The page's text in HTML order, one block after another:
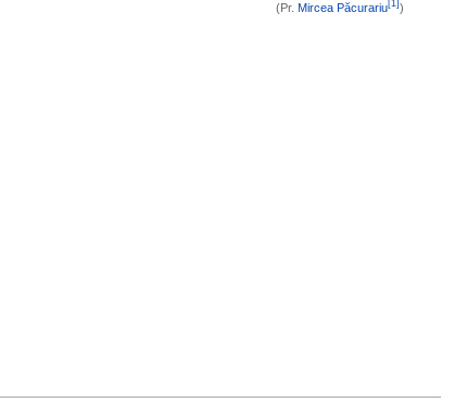
(Pr. Mircea Păcurariu [1])